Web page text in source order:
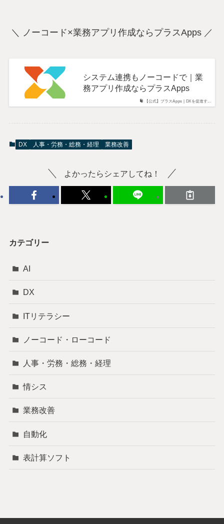
＼ ノーコード×業務アプリ作成ならプラスApps ／
【公式】プラスApps | DXを促進す...
システム連携もノーコードで｜業
務アプリ作成ならプラスApps
DX 人事・労務・総務・経理 業務改善
よかったらシェアしてね！
カテゴリー
AI
DX
ITリテラシー
ノーコード・ローコード
人事・労務・総務・経理
情シス
業務改善
自動化
表計算ソフト